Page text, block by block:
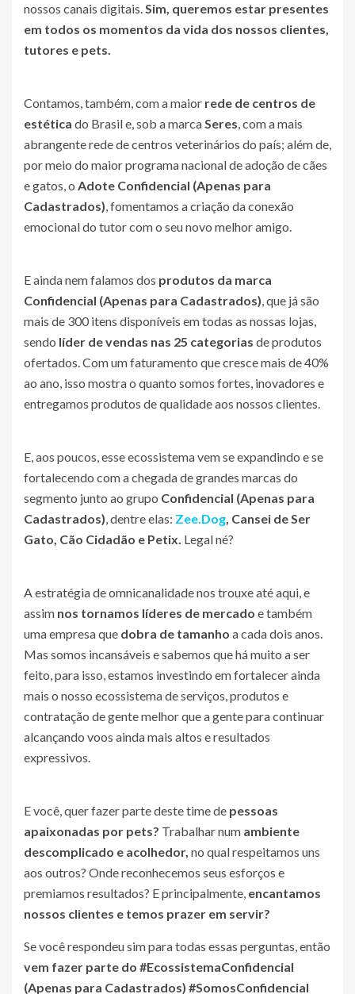
nossos canais digitais.Sim, queremos estar presentes
em todos os momentos da vida dos nossos clientes,
tutores e pets.
Contamos, também, com a maior rede de centros de
estética do Brasil e, sob a marcaSeres, com a mais
abrangente rede de centros veterinários do país; além de,
por meio do maior programa nacional de adoção de cães
e gatos, o Adote Confidencial (Apenas para
Cadastrados), fomentamos a criação da conexão
emocional do tutor com o seu novo melhor amigo.
E ainda nem falamos dos produtos da marca
Confidencial (Apenas para Cadastrados), que já são
mais de 300 itens disponíveis em todas as nossas lojas,
sendo líder de vendas nas 25 categorias de produtos
ofertados. Com um faturamento que cresce mais de 40%
ao ano, isso mostra o quanto somos fortes, inovadores e
entregamos produtos de qualidade aos nossos clientes.
E, aos poucos, esse ecossistema vem se expandindo e se
fortalecendo com a chegada de grandes marcas do
segmento junto ao grupo Confidencial (Apenas para
Cadastrados), dentre elas: Zee.Dog, Cansei de Ser
Gato, Cão Cidadão e Petix. Legal né?
A estratégia de omnicanalidade nos trouxe até aqui, e
assim nos tornamos líderes de mercado e também
uma empresa que dobra de tamanho a cada dois anos.
Mas somos incansáveis e sabemos que há muito a ser
feito, para isso, estamos investindo em fortalecer ainda
mais o nosso ecossistema de serviços, produtos e
contratação de gente melhor que a gente para continuar
alcançando voos ainda mais altos e resultados
expressivos.
E você, quer fazer parte deste time de pessoas
apaixonadas por pets? Trabalhar num ambiente
descomplicado e acolhedor, no qual respeitamos uns
aos outros? Onde reconhecemos seus esforços e
premiamos resultados? E principalmente, encantamos
nossos clientes e temos prazer em servir?
Se você respondeu sim para todas essas perguntas, então
vem fazer parte do #EcossistemaConfidencial
(Apenas para Cadastrados) #SomosConfidencial